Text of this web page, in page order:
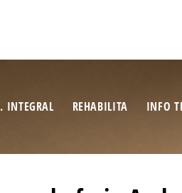
INTEGRAL REHABILITA INFO